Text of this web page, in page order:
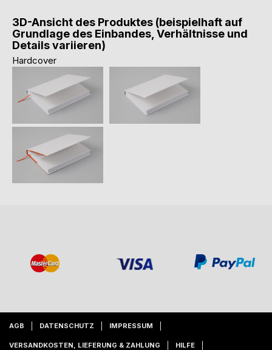
3D-Ansicht des Produktes (beispielhaft auf
Grundlage des Einbandes, Verhältnisse und
Details variieren)
Hardcover
AGB DATENSCHUTZ IMPRESSUM
VERSANDKOSTEN, LIEFERUNG & ZAHLUNG HILFE